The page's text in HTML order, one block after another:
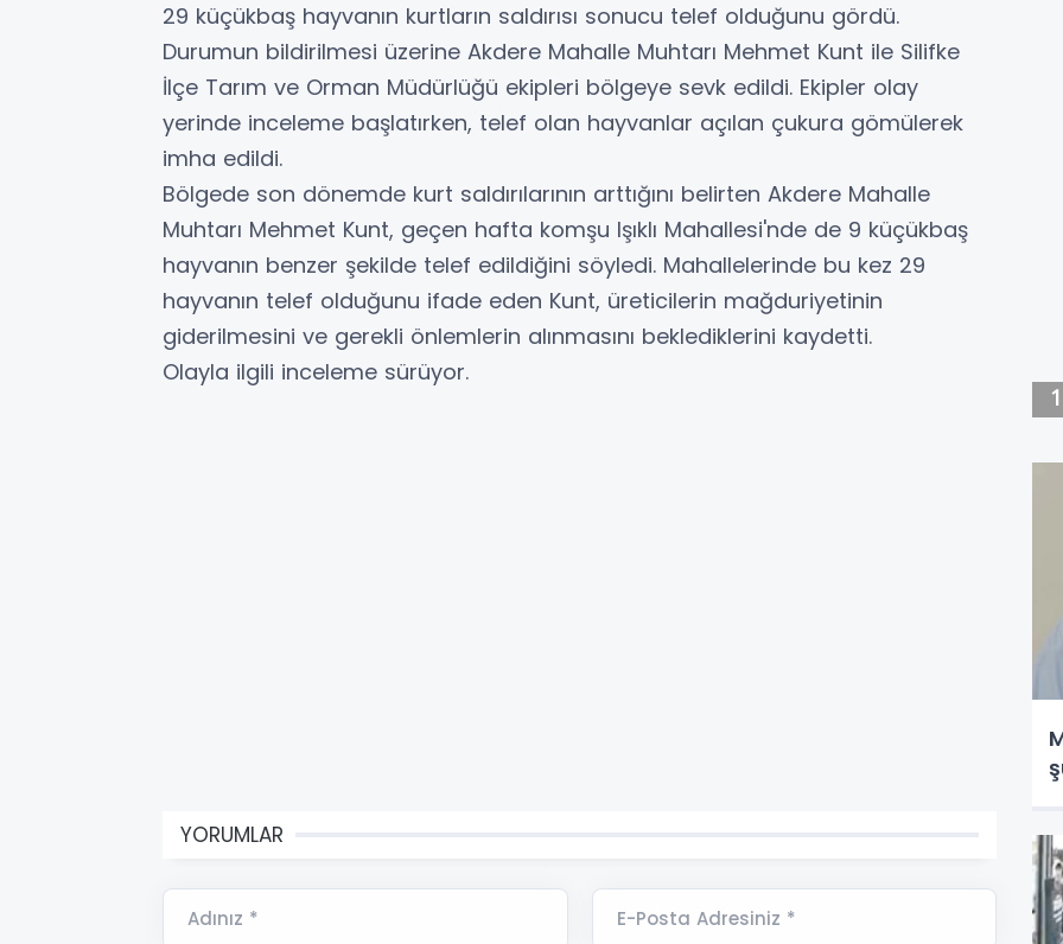
29 küçükbaş hayvanın kurtların saldırısı sonucu telef olduğunu gördü.
Durumun bildirilmesi üzerine Akdere Mahalle Muhtarı Mehmet Kunt ile Silifke
İlçe Tarım ve Orman Müdürlüğü ekipleri bölgeye sevk edildi. Ekipler olay
yerinde inceleme başlatırken, telef olan hayvanlar açılan çukura gömülerek
imha edildi.
Bölgede son dönemde kurt saldırılarının arttığını belirten Akdere Mahalle
Muhtarı Mehmet Kunt, geçen hafta komşu Işıklı Mahallesi'nde de 9 küçükbaş
hayvanın benzer şekilde telef edildiğini söyledi. Mahallelerinde bu kez 29
hayvanın telef olduğunu ifade eden Kunt, üreticilerin mağduriyetinin
giderilmesini ve gerekli önlemlerin alınmasını beklediklerini kaydetti.
Olayla ilgili inceleme sürüyor.
YORUMLAR
Adınız * E-Posta Adresiniz *